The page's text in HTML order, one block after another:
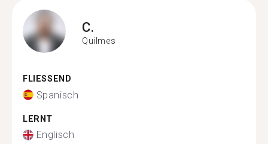
C.
Quilmes
FLIESSEND
Spanisch
LERNT
Englisch